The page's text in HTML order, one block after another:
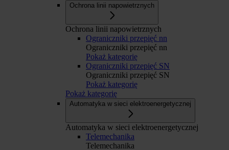
Ochrona linii napowietrznych
Ochrona linii napowietrznych
Ograniczniki przepięć nn
Ograniczniki przepięć nn
Pokaż kategorię
Ograniczniki przepięć SN
Ograniczniki przepięć SN
Pokaż kategorię
Pokaż kategorię
Automatyka w sieci elektroenergetycznej
Automatyka w sieci elektroenergetycznej
Telemechanika
Telemechanika